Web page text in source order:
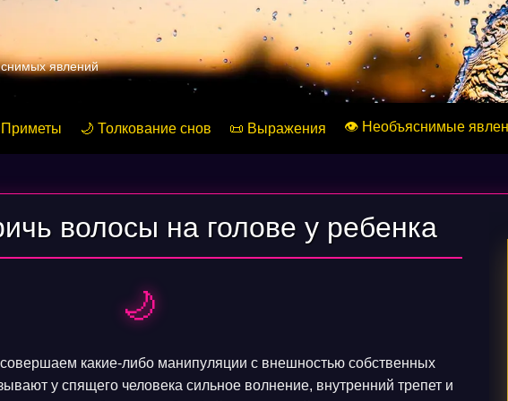
явлений
Приметы 🌙 Толкование снов 📜 Выражения 👁️ Необъяснимые
волосы на голове у ребенка
🌙
какие-либо манипуляции с внешностью собственных
у спящего человека сильное волнение, внутренний трепет и